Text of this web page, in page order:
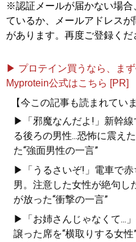
※認証メールが届かない場合
ているか、メールアドレス
があります。再度ご登録くだ
▶ プロテイン買うなら、まず
Myprotein公式はこちら [PR]
【今この記事も読まれていま
▶「邪魔なんだよ!」新幹線
る後ろの男性...恐怖に震え
た“強面男性の一言”
▶「うるさいぞ!」電車で赤
男。注意した女性が絶句し
が放った“衝撃の一言”
▶「お姉さんじゃなくて...
譲った席を“横取りする女